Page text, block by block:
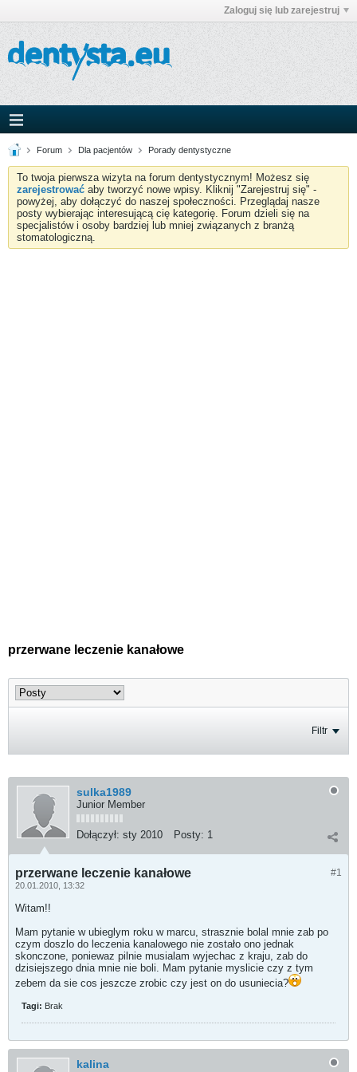
Zaloguj się lub zarejestruj
Forum Dla pacjentów Porady dentystyczne
To twoja pierwsza wizyta na forum dentystycznym! Możesz się
zarejestrować aby tworzyć nowe wpisy. Kliknij "Zarejestruj się" -
powyżej, aby dołączyć do naszej społeczności. Przeglądaj nasze
posty wybierając interesującą cię kategorię. Forum dzieli się na
specjalistów i osoby bardziej lub mniej związanych z branżą
stomatologiczną.
przerwane leczenie kanałowe
Filtr
sulka1989
Junior Member
Dołączył: sty 2010 Posty: 1
#1
przerwane leczenie kanałowe
20.01.2010, 13:32
Witam!!
Mam pytanie w ubieglym roku w marcu, strasznie bolal mnie zab po
czym doszlo do leczenia kanalowego nie zostało ono jednak
skonczone, poniewaz pilnie musialam wyjechac z kraju, zab do
dzisiejszego dnia mnie nie boli. Mam pytanie myslicie czy z tym
zebem da sie cos jeszcze zrobic czy jest on do usuniecia?
Tagi: Brak
kalina